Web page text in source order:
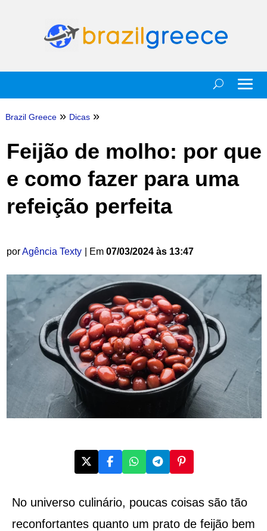
Brazil Greece » Dicas »
Feijão de molho: por que
e como fazer para uma
refeição perfeita
porAgência Texty | Em 07/03/2024 às 13:47
No universo culinário, poucas coisas são tão
reconfortantes quanto um prato de feijão bem